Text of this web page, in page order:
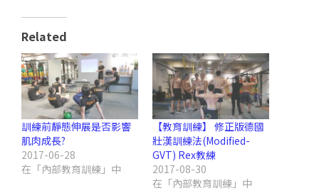
Related
訓練前靜態伸展是否影響
肌肉成長?
2017-06-28
在「內部教育訓練」中
【教育訓練】 修正版德國
壯漢訓練法(Modified-
GVT) Rex教練
2017-08-30
在「內部教育訓練」中